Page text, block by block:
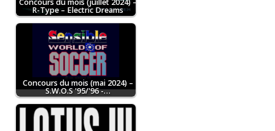
R-Type – Electric Dreams
Concours du mois (mai 2024) –
S.W.O.S '95/'96 -…